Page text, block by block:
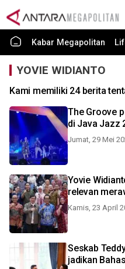
Kabar Megapolitan
YOVIE WIDIANTO
Kami memiliki 24 berita
The Groove
di Java Jazz
Jumat, 29 Mei
Yovie
relevan
Kamis, 23 April
Seskab
jadikan